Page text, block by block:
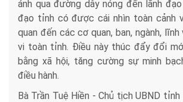
ánh qua đường dây nóng đến lãnh
đạo tỉnh có được cái nhìn toàn cảnh
quan đến các cơ quan, ban, ngành,
vi toàn tỉnh. Điều này thúc đẩy đổi
bằng xã hội, tăng cường sự minh
điều hành.
Bà Trần Tuệ Hiền - Chủ tịch UBND